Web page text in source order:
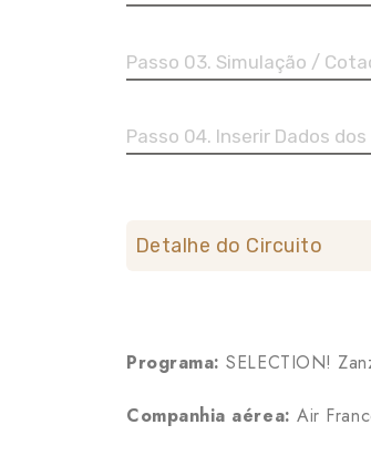
Passo 03. Simulação /
Passo 04. Inserir Dados
Detalhe do Circuito
Programa: SELECTION!
Companhia aérea: Air